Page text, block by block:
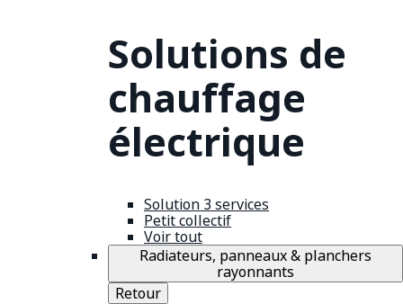
Solutions de
chauffage
électrique
Solution 3 services
Petit collectif
Voir tout
Radiateurs, panneaux & planchers
rayonnants
Retour